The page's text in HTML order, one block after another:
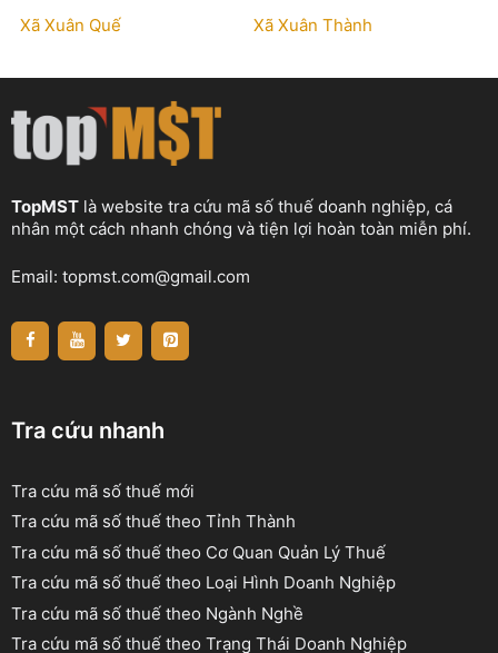
Xã Xuân Quế
Xã Xuân Thành
TopMST là website tra cứu mã số thuế doanh nghiệp, cá
nhân một cách nhanh chóng và tiện lợi hoàn toàn miễn phí.
Email: topmst.com@gmail.com
Tra cứu nhanh
Tra cứu mã số thuế mới
Tra cứu mã số thuế theo Tỉnh Thành
Tra cứu mã số thuế theo Cơ Quan Quản Lý Thuế
Tra cứu mã số thuế theo Loại Hình Doanh Nghiệp
Tra cứu mã số thuế theo Ngành Nghề
Tra cứu mã số thuế theo Trạng Thái Doanh Nghiệp